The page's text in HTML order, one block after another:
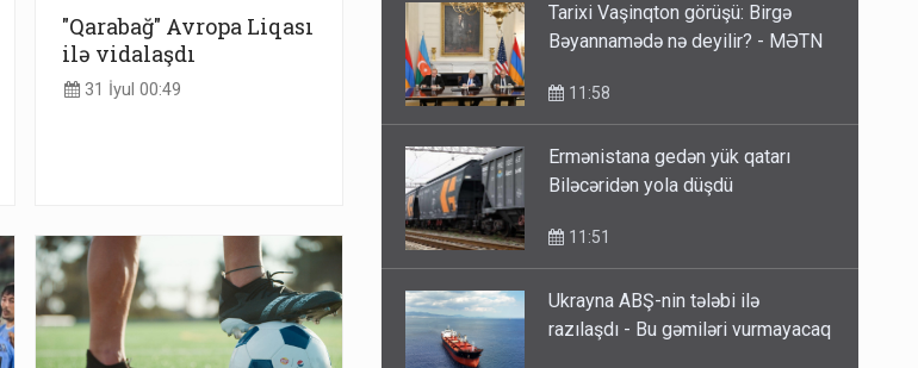
"Qarabağ" Avropa Liqası
ilə vidalaşdı
31 İyul 00:49
Tarixi Vaşinqton görüşü: Birgə
Bəyannamədə nə deyilir? - MƏTN
11:58
Ermənistana gedən yük qatarı
Biləcəridən yola düşdü
11:51
Ukrayna ABŞ-nin tələbi ilə
razılaşdı - Bu gəmiləri vurmayacaq